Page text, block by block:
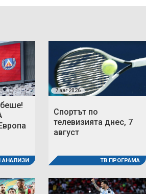
АНАЛИЗИ
7 авг 2026
Спортът по
телевизията днес, 7
август
ТВ ПРОГРАМА